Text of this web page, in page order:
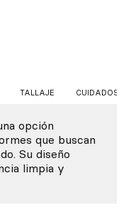
TALLAJE CUIDADOS
opción
que buscan
Su diseño
limpia y